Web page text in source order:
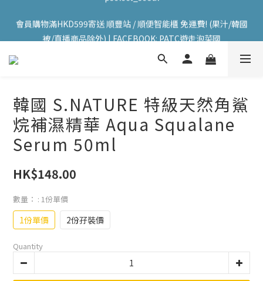
被/直播商品除外) | FACEBOOK: PATC遊走泡菜國
被/直播商品除外) | FACEBOOK: PATC遊走泡菜國
每星期韓國直送香港 🇰🇷🛫🇭🇰  | 即加IG留意最新優惠! ID:
會員購物滿HKD599寄送 順豐站 / 順便智能櫃 免運費! (果汁/韓國
被/直播商品除外) | FACEBOOK: PATC遊走泡菜國
韓國 S.NATURE 特級天然角鯊
烷補濕精華 Aqua Squalane
Serum 50ml
HK$148.00
數量： : 1份單價
1份單價 2份孖裝價
Quantity